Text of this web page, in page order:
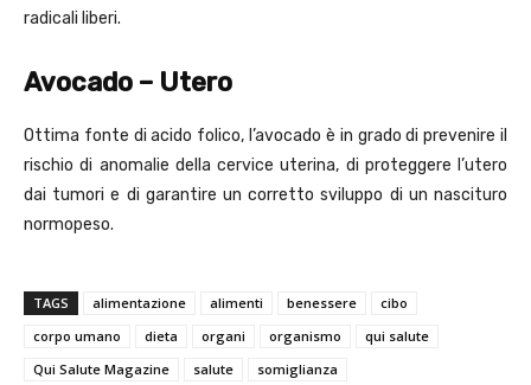
radicali liberi.
Avocado – Utero
Ottima fonte di acido folico, l’avocado è in grado di prevenire il
rischio di anomalie della cervice uterina, di proteggere l’utero
dai tumori e di garantire un corretto sviluppo di un nascituro
normopeso.
TAGS alimentazione alimenti benessere
cibo
corpo umano
dieta organi organismo
qui salute
Qui Salute Magazine
salute somiglianza